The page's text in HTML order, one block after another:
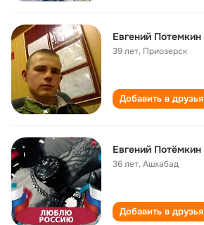
Евгений Потемкин
39 лет, Приозерск
Добавить в друзья
Евгений Потёмкин
36 лет,Ашхабад
Добавить в друзья